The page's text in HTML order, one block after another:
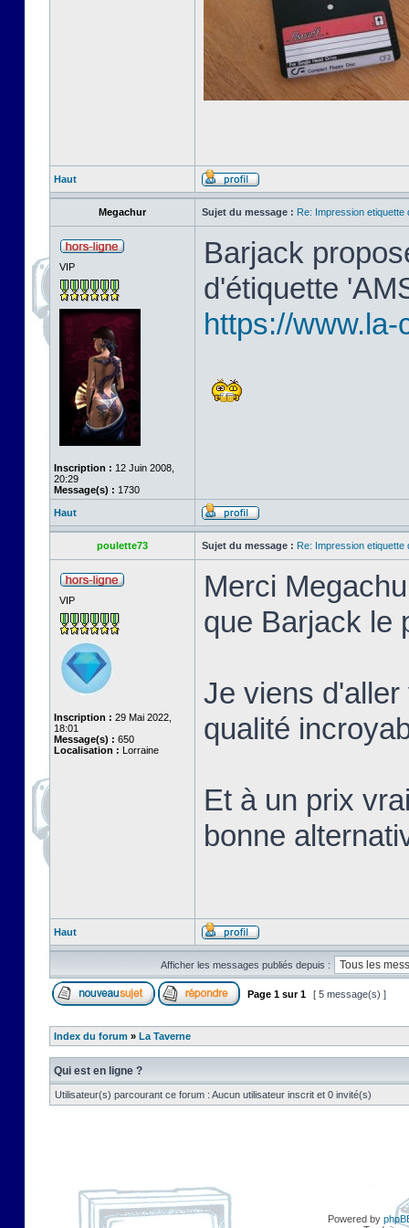
Haut
Megachur Sujet du message : Re: Impression etiquette
VIP
Inscription : 12 Juin 2008,
20:29
Message(s) : 1730
Barjack
d'étiquette
https://
Haut
poulette73 Sujet du message : Re: Impression etiquette
VIP
Inscription : 29 Mai 2022,
18:01
Message(s) : 650
Localisation : Lorraine
Merci
que Barjack le
Je viens
qualité
Et à un prix
bonne
Haut
Afficher les messages publiés depuis :
Page 1 sur1 [ 5 message(s) ]
Index du forum » La Taverne
Qui est en ligne ?
Utilisateur(s) parcourant ce forum : Aucun utilisateur inscrit et 0 invité(s)
Powered by